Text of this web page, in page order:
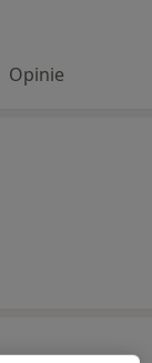
Opinie